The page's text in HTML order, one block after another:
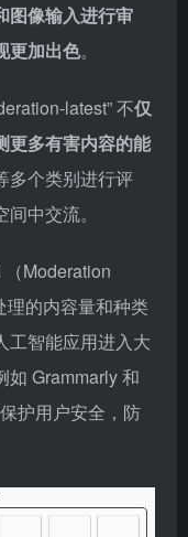
图像输入进行审
更加出色。
latest” 不仅
更多有害内容的能
多个类别进行评
中交流。
Moderation
理的内容量和种类
工智能应用进入大
如 Grammarly 和
护用户安全，防